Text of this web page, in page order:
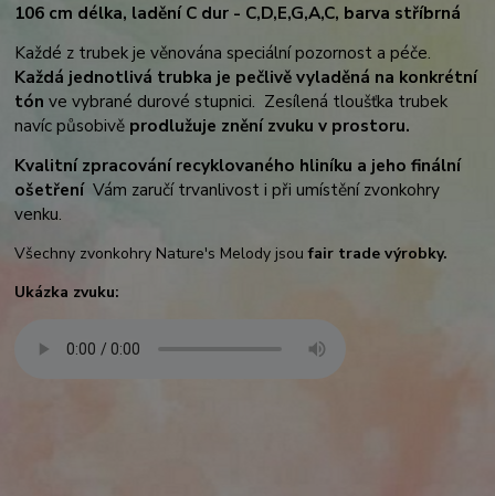
106 cm délka, ladění C dur - C,D,E,G,A,C, barva stříbrná
Každé z trubek je věnována speciální pozornost a péče.
Každá jednotlivá trubka je pečlivě vyladěná na konkrétní
tónve vybrané durové stupnici. Zesílená tloušťka trubek
navíc působivě prodlužuje znění zvuku v prostoru.
Kvalitní zpracování recyklovaného hliníku a jeho finální
ošetřeníVám zaručí trvanlivost i při umístění zvonkohry
venku.
Všechny zvonkohry Nature's Melody jsoufair trade výrobky.
Ukázka zvuku: